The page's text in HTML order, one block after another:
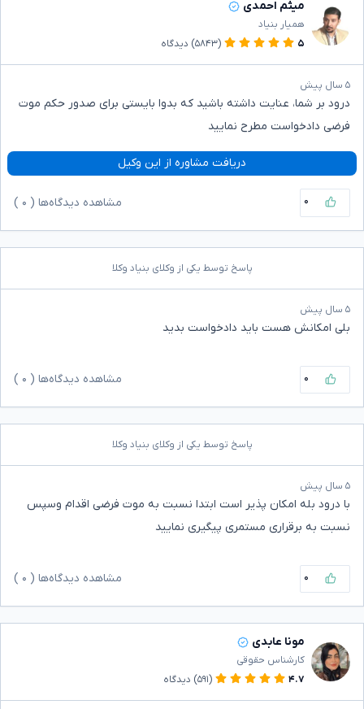
میثم احمدی
همیار بنیاد
۵
(۵۸۴۳) دیدگاه
۵ سال پیش
درود بر شما، عنایت داشته باشید که بدوا بایستی برای صدور حکم موت
فرضی دادخواست مطرح نمایید
دریافت مشاوره از این وکیل
۰ مشاهده دیدگاه‌ها ( ۰
پاسخ توسط یکی از وکلای بنیاد وکلا
۵ سال پیش
بلی امکانش هست باید دادخواست بدید
۰ مشاهده دیدگاه‌ها ( ۰
پاسخ توسط یکی از وکلای بنیاد وکلا
۵ سال پیش
با درود بله امکان پذیر است ابتدا نسبت به موت فرضی اقدام وسپس
نسبت به برقراری مستمری پیگیری نمایید
۰ مشاهده دیدگاه‌ها ( ۰
مونا عابدی
کارشناس حقوقی
۴.۷
(۵۹۱) دیدگاه